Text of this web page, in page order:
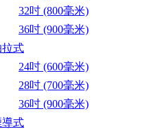
32吋 (800毫米)
36吋 (900毫米)
拉式
24吋 (600毫米)
28吋 (700毫米)
36吋 (900毫米)
導式